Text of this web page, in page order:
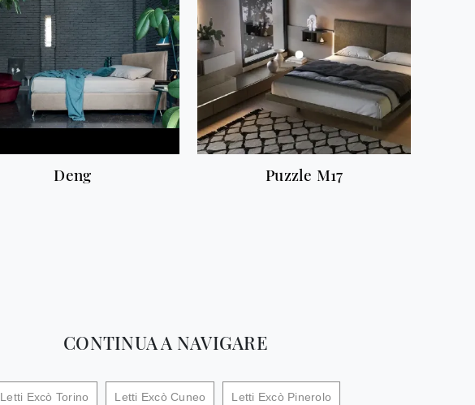
Deng Puzzle M17
CONTINUA A NAVIGARE
Letti Excò Torino Letti Excò Cuneo Letti Excò Pinerolo